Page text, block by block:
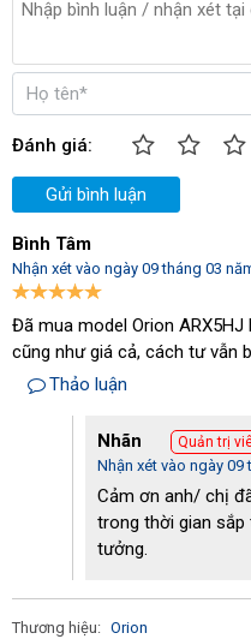
Cấu tạo máy
Đánh giá:
Gửi bình luận
Bình Tâm
Nhận xét vào ngày 09 tháng 03
Đã mua model Orion
cũng như giá cả, cách tư vẫn
Thảo luận
Nhãn Quản trị
Nhận xét vào ngày 09
Cảm ơn anh/ chị
trong thời gian
tưởng.
Thương hiệu: Orion